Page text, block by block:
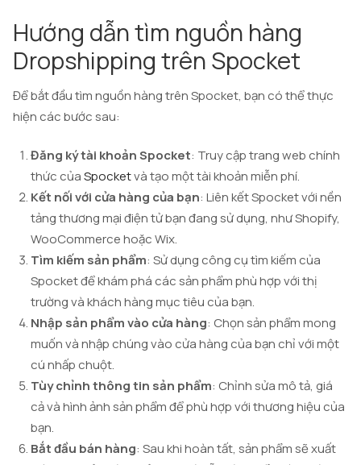
Hướng dẫn tìm nguồn hàng
Dropshipping trên Spocket
Để bắt đầu tìm nguồn hàng trên Spocket, bạn có thể thực
hiện các bước sau:
Đăng ký tài khoản Spocket: Truy cập trang web chính
thức củaSpocketvà tạo một tài khoản miễn phí.
Kết nối với cửa hàng của bạn: Liên kết Spocket với nền
tảng thương mại điện tử bạn đang sử dụng, như Shopify,
WooCommerce hoặc Wix.
Tìm kiếm sản phẩm: Sử dụng công cụ tìm kiếm của
Spocket để khám phá các sản phẩm phù hợp với thị
trường và khách hàng mục tiêu của bạn.
Nhập sản phẩm vào cửa hàng: Chọn sản phẩm mong
muốn và nhập chúng vào cửa hàng của bạn chỉ với một
cú nhấp chuột.
Tùy chỉnh thông tin sản phẩm: Chỉnh sửa mô tả, giá
cả và hình ảnh sản phẩm để phù hợp với thương hiệu của
bạn.
Bắt đầu bán hàng: Sau khi hoàn tất, sản phẩm sẽ xuất